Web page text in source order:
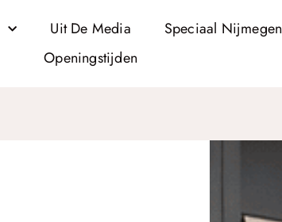
Uit De Media
Speciaal Nijmegen
Openingstijden